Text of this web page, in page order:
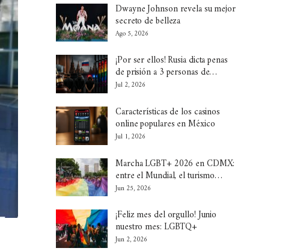
Dwayne Johnson revela su mejor
secreto de belleza
Ago 5, 2026
¡Por ser ellos! Rusia dicta penas
de prisión a 3 personas de…
Jul 2, 2026
Características de los casinos
online populares en México
Jul 1, 2026
Marcha LGBT+ 2026 en CDMX:
entre el Mundial, el turismo…
Jun 25, 2026
¡Feliz mes del orgullo! Junio
nuestro mes: LGBTQ+
Jun 2, 2026